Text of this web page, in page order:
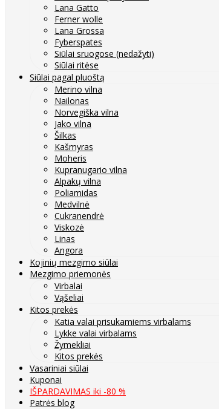
Lana Gatto
Ferner wolle
Lana Grossa
Fyberspates
Siūlai sruogose (nedažyti)
Siūlai ritėse
Siūlai pagal pluoštą
Merino vilna
Nailonas
Norvegiška vilna
Jako vilna
Šilkas
Kašmyras
Moheris
Kupranugario vilna
Alpakų vilna
Poliamidas
Medvilnė
Cukranendrė
Viskozė
Linas
Angora
Kojinių mezgimo siūlai
Mezgimo priemonės
Virbalai
Vąšeliai
Kitos prekės
Katia valai prisukamiems virbalams
Lykke valai virbalams
Žymekliai
Kitos prekės
Vasariniai siūlai
Kuponai
IŠPARDAVIMAS iki -80 %
Patrės blog